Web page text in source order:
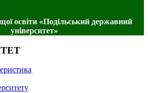
освіти «Подільський державний
університет»